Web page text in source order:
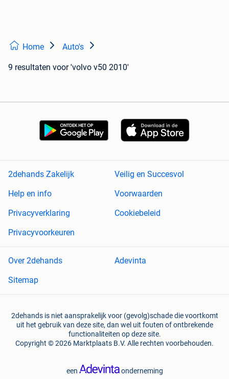
Home Auto's
9 resultaten voor 'volvo v50 2010'
2dehands Zakelijk
Veilig en Succesvol
Help en info
Voorwaarden
Privacyverklaring
Cookiebeleid
Privacyvoorkeuren
Over 2dehands
Adevinta
Sitemap
2dehands is niet aansprakelijk voor (gevolg)schade die voortkomt
uit het gebruik van deze site, dan wel uit fouten of ontbrekende
functionaliteiten op deze site.
Copyright © 2026 Marktplaats B.V. Alle rechten voorbehouden.
een onderneming